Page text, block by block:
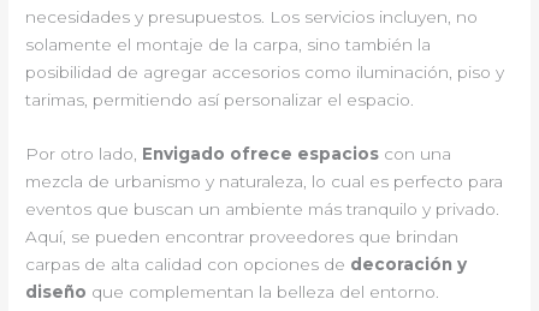
necesidades y presupuestos. Los servicios incluyen, no
solamente el montaje de la carpa, sino también la
posibilidad de agregar accesorios como iluminación, piso y
tarimas, permitiendo así personalizar el espacio.
Por otro lado, Envigado ofrece espacios con una
mezcla de urbanismo y naturaleza, lo cual es perfecto para
eventos que buscan un ambiente más tranquilo y privado.
Aquí, se pueden encontrar proveedores que brindan
carpas de alta calidad con opciones de decoración y
diseño que complementan la belleza del entorno.